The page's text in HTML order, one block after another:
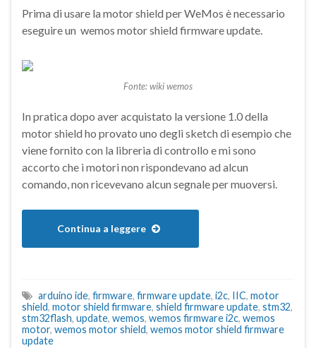
Prima di usare la motor shield per WeMos è necessario
eseguire un wemos motor shield firmware update.
Fonte: wiki wemos
In pratica dopo aver acquistato la versione 1.0 della
motor shield ho provato uno degli sketch di esempio che
viene fornito con la libreria di controllo e mi sono
accorto che i motori non rispondevano ad alcun
comando, non ricevevano alcun segnale per muoversi.
Continua a leggere
arduino ide, firmware, firmware update, i2c, IIC, motor
shield, motor shield firmware, shield firmware update, stm32,
stm32flash, update, wemos, wemos firmware i2c, wemos
motor, wemos motor shield, wemos motor shield firmware
update